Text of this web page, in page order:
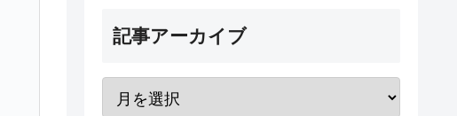
記事アーカイブ